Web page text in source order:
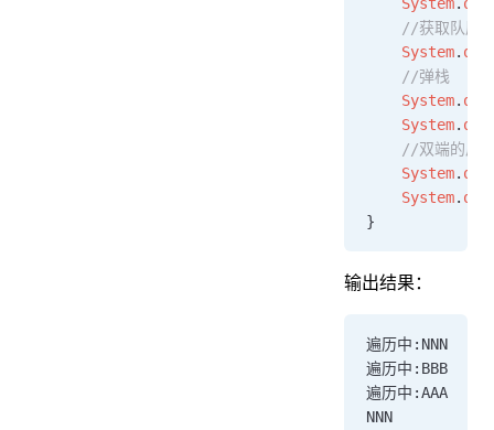
    System
. out
    //获取队尾
    System
. out
    //弹栈
    System
. out
    System
. out
//双端的后
    System
. out
    System
. out
}
输出结果：
遍历中:NNN
遍历中:BBB
遍历中:AAA
NNN